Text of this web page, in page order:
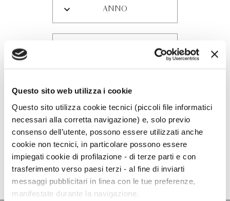
Questo sito web utilizza i cookie
Questo sito utilizza cookie tecnici (piccoli file informatici
necessari alla corretta navigazione) e, solo previo
consenso dell’utente, possono essere utilizzati anche
cookie non tecnici, in particolare possono essere
impiegati cookie di profilazione - di terze parti e con
trasferimento verso paesi terzi - al fine di inviarti
messaggi pubblicitari in linea con le tue preferenze,
manifestate durante la navigazione.
ANNO
NON SONO PRESENTI
APPUNTAMENTI CHE
RISPECCHIANO I PARAMETRI DI
RICERCA IMPOSTATI